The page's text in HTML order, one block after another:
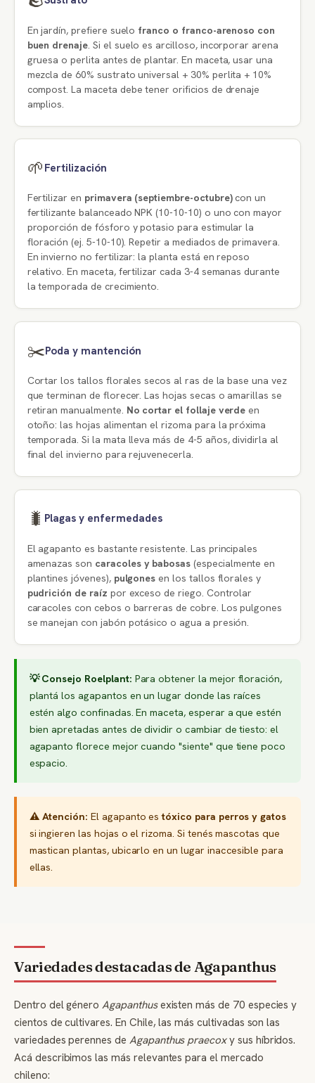
En jardín, prefiere suelo franco o franco-arenoso con
buen drenaje. Si el suelo es arcilloso, incorporar arena
gruesa o perlita antes de plantar. En maceta, usar una
mezcla de 60% sustrato universal + 30% perlita + 10%
compost. La maceta debe tener orificios de drenaje
amplios.
🌱 Fertilización
Fertilizar en primavera (septiembre-octubre)con un
fertilizante balanceado NPK (10-10-10) o uno con mayor
proporción de fósforo y potasio para estimular la
floración (ej. 5-10-10). Repetir a mediados de primavera.
En invierno no fertilizar: la planta está en reposo
relativo. En maceta, fertilizar cada 3-4 semanas durante
la temporada de crecimiento.
✂️Poda y mantención
Cortar los tallos florales secos al ras de la base una vez
que terminan de florecer. Las hojas secas o amarillas se
retiran manualmente. No cortar el follaje verde en
otoño: las hojas alimentan el rizoma para la próxima
temporada. Si la mata lleva más de 4-5 años, dividirla al
final del invierno para rejuvenecerla.
🐛 Plagas y enfermedades
El agapanto es bastante resistente. Las principales
amenazas son caracoles y babosas (especialmente en
plantines jóvenes), pulgones en los tallos florales y
pudrición de raíz por exceso de riego. Controlar
caracoles con cebos o barreras de cobre. Los pulgones
se manejan con jabón potásico o agua a presión.
💡 Consejo Roelplant: Para obtener la mejor floración,
plantá los agapantos en un lugar donde las raíces
estén algo confinadas. En maceta, esperar a que estén
bien apretadas antes de dividir o cambiar de tiesto: el
agapanto florece mejor cuando "siente" que tiene poco
espacio.
⚠️ Atención: El agapanto estóxico para perros y gatos
si ingieren las hojas o el rizoma. Si tenés mascotas que
mastican plantas, ubicarlo en un lugar inaccesible para
ellas.
Variedades destacadas de Agapanthus
Dentro del géneroAgapanthusexisten más de 70 especies y
cientos de cultivares. En Chile, las más cultivadas son las
variedades perennes de Agapanthus praecoxy sus híbridos.
Acá describimos las más relevantes para el mercado
chileno: